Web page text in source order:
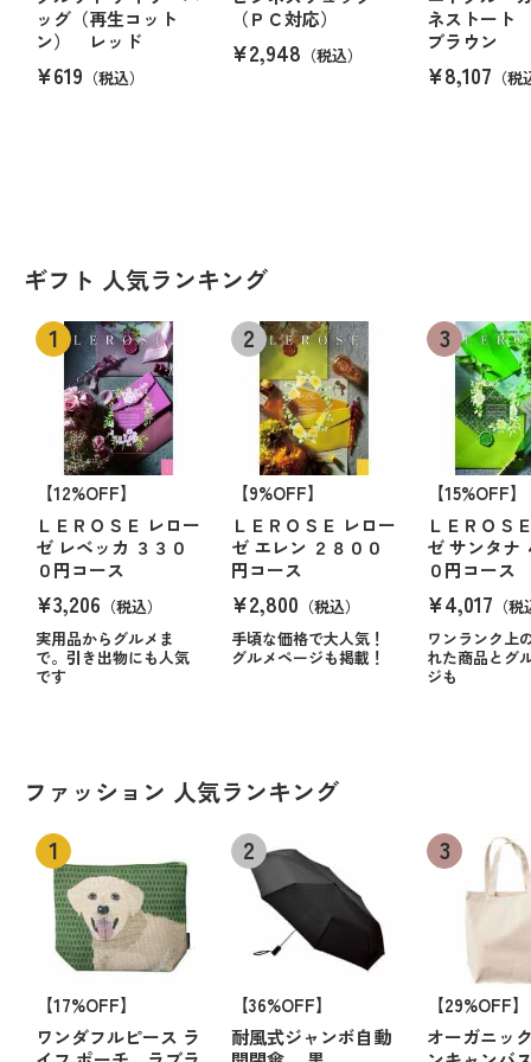
ッグ（再生コット
ン） レッド
¥619 （税込）
（ＰＣ対応）
¥2,948 （税込）
ネストート
ブラウン
¥8,107 （
ギフト 人気ランキング
【12%OFF】
ＬＥＲＯＳＥ レロー
ゼ レベッカ ３３０
０円コース
¥3,206 （税込）
実用品からグルメま
で。引き出物にも人気
です
【9%OFF】
ＬＥＲＯＳＥ レロー
ゼ エレン ２８００
円コース
¥2,800 （税込）
手頃な価格で大人気！
グルメページも掲載！
【15%OFF】
ＬＥＲＯＳ
ゼ サンタナ
０円コース
¥4,017 （
ワンランク上
れた商品とグ
ジも
ファッション 人気ランキング
【17%OFF】
ワンダフルピース ラ
【36%OFF】
耐風式ジャンボ自動
【29%OFF】
オーガニッ